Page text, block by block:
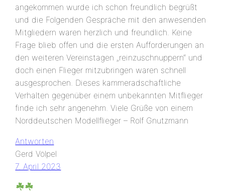
angekommen wurde ich schon freundlich begrüßt
und die Folgenden Gespräche mit den anwesenden
Mitgliedern waren herzlich und freundlich. Keine
Frage blieb offen und die ersten Aufforderungen an
den weiteren Vereinstagen „reinzuschnuppern“ und
doch einen Flieger mitzubringen waren schnell
ausgesprochen. Dieses kammeradschaftliche
Verhalten gegenüber einem unbekannten Mitflieger
finde ich sehr angenehm. Viele Grüße von einem
Norddeutschen Modellflieger – Rolf Gnutzmann
Antworten
Gerd Völpel
7. April 2023